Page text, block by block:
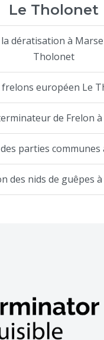
Le Tholonet
dératisation à
Tholonet
frelons européen Le
de Frelon
parties
des nids de guêpes